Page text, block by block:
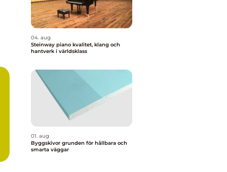
04. aug
Steinway piano kvalitet, klang och
hantverk i världsklass
01. aug
Byggskivor grunden för hållbara och
smarta väggar